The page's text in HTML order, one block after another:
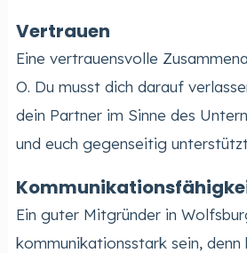
Vertrauen
Eine vertrauensvolle
O. Du musst dich darauf
dein Partner im Sinne des
und euch gegenseitig
Ein guter Mitgründer in
kommunikationsstark sein,